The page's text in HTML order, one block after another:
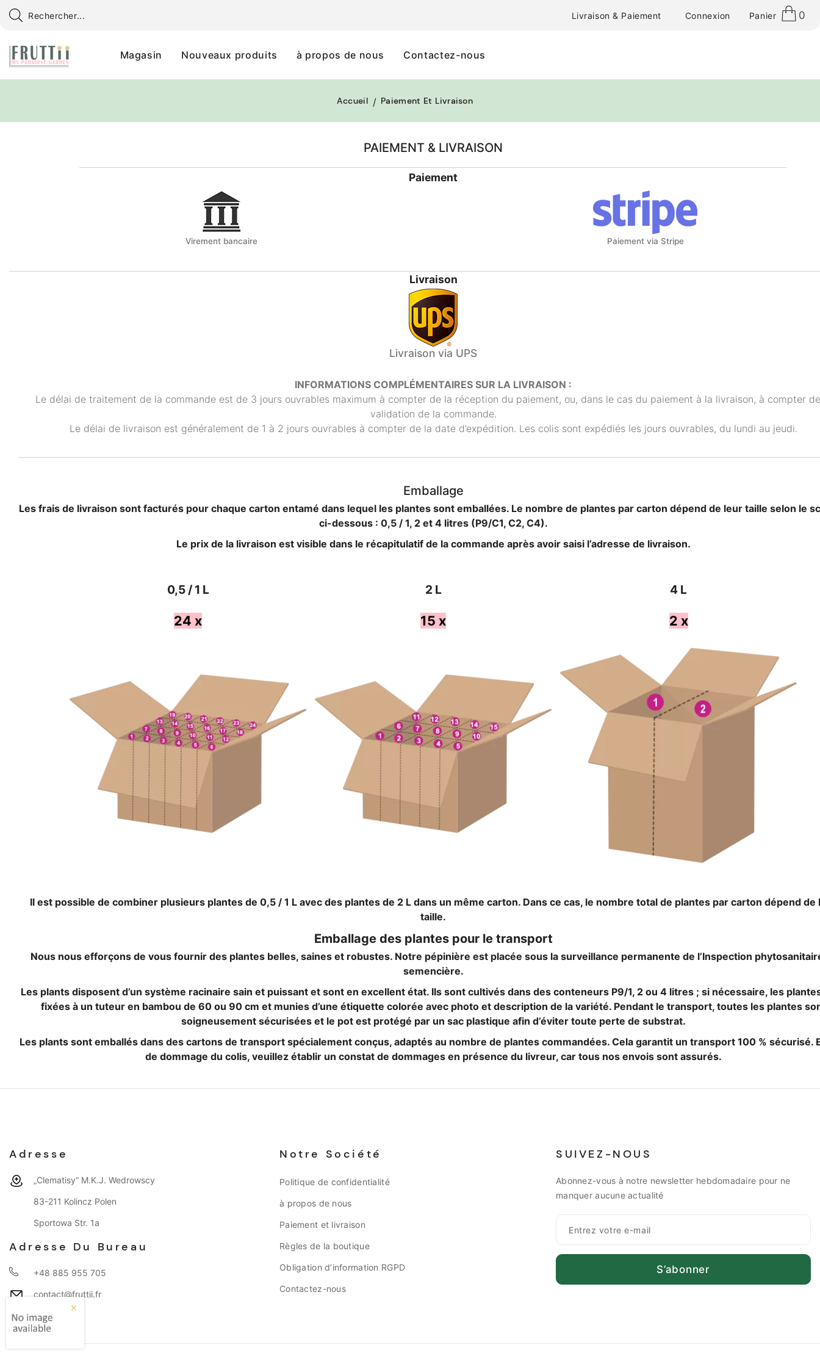
Livraison & Paiement Connexion Panier 0
Magasin Nouveaux produits à propos de nous Contactez-nous
Accueil Paiement Et Livraison
PAIEMENT & LIVRAISON
Paiement
Virement bancaire Paiement via Stripe
Livraison
Livraison via UPS
INFORMATIONS COMPLÉMENTAIRES SUR LA LIVRAISON :
Le délai de traitement de la commande est de 3 jours ouvrables maximum à compter de la réception du paiement, ou, dans le cas du paiement à la livraison, à compter
validation de la commande.
Le délai de livraison est généralement de 1 à 2 jours ouvrables à compter de la date d’expédition. Les colis sont expédiés les jours ouvrables, du lundi au jeudi.
Emballage
Les frais de livraison sont facturés pour chaque carton entamé dans lequel les plantes sont emballées. Le nombre de plantes par carton dépend de leur taille selon le
ci-dessous : 0,5 / 1, 2 et 4 litres (P9/C1, C2, C4).
Le prix de la livraison est visible dans le récapitulatif de la commande après avoir saisi l’adresse de livraison.
0,5 / 1 L 2 L 4 L
24 x 15 x 2 x
Il est possible de combiner plusieurs plantes de 0,5 / 1 L avec des plantes de 2 L dans un même carton. Dans ce cas, le nombre total de plantes par carton dépend de
taille.
Emballage des plantes pour le transport
Nous nous efforçons de vous fournir des plantes belles, saines et robustes. Notre pépinière est placée sous la surveillance permanente de l’Inspection
semencière.
Les plants disposent d’un système racinaire sain et puissant et sont en excellent état. Ils sont cultivés dans des conteneurs P9/1, 2 ou 4 litres ; si nécessaire, les
fixées à un tuteur en bambou de 60 ou 90 cm et munies d’une étiquette colorée avec photo et description de la variété. Pendant le transport, toutes les plantes
soigneusement sécurisées et le pot est protégé par un sac plastique afin d’éviter toute perte de substrat.
Les plants sont emballés dans des cartons de transport spécialement conçus, adaptés au nombre de plantes commandées. Cela garantit un transport 100 % sécurisé.
de dommage du colis, veuillez établir un constat de dommages en présence du livreur, car tous nos envois sont assurés.
Adresse
„Clematisy“ M.K.J. Wedrowscy
83-211 Kolincz Polen
Sportowa Str. 1a
Adresse Du Bureau
+48 885 955 705
contact@fruttii.fr
Notre Société
Politique de confidentialité
à propos de nous
Paiement et livraison
Règles de la boutique
Obligation d’information RGPD
Contactez-nous
SUIVEZ-NOUS
Abonnez-vous à notre newsletter hebdomadaire pour ne
manquer aucune actualité
S’abonner